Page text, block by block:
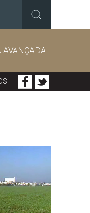
AVANÇADA